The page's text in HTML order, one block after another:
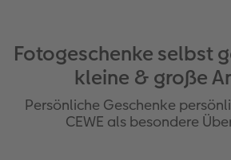
Fotogeschenke selbst
kleine & große
Persönliche Geschenke
CEWE als besondere